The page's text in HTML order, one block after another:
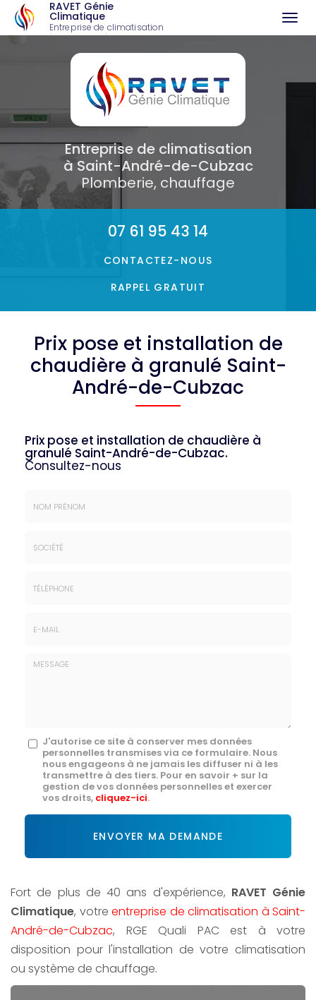
RAVET Génie
Climatique
Entreprise de climatisation
à Saint-André-de-Cubzac
Entreprise de climatisation
à Saint-André-de-Cubzac
Plomberie, chauffage
07 61 95 43 14
CONTACTEZ- NOUS
RAPPEL GRATUIT
Prix pose et installation de
chaudière à granulé Saint-
André-de-Cubzac
Prix pose et installation de chaudière à
granulé Saint-André-de-Cubzac.
Consultez-nous
Message
J'autorise ce site à conserver mes données
personnelles transmises via ce formulaire. Nous
nous engageons à ne jamais les diffuser ni à les
transmettre à des tiers. Pour en savoir + sur la
gestion de vos données personnelles et exercer
vos droits, cliquez-ici.
Acceptation
*
ENVOYER MA DEMANDE
Fort de plus de 40 ans d'expérience, RAVET Génie
Climatique, votre entreprise de climatisation à Saint-
André-de-Cubzac, RGE Quali PAC est à votre
disposition pour l'installation de votre climatisation
ou système de chauffage.